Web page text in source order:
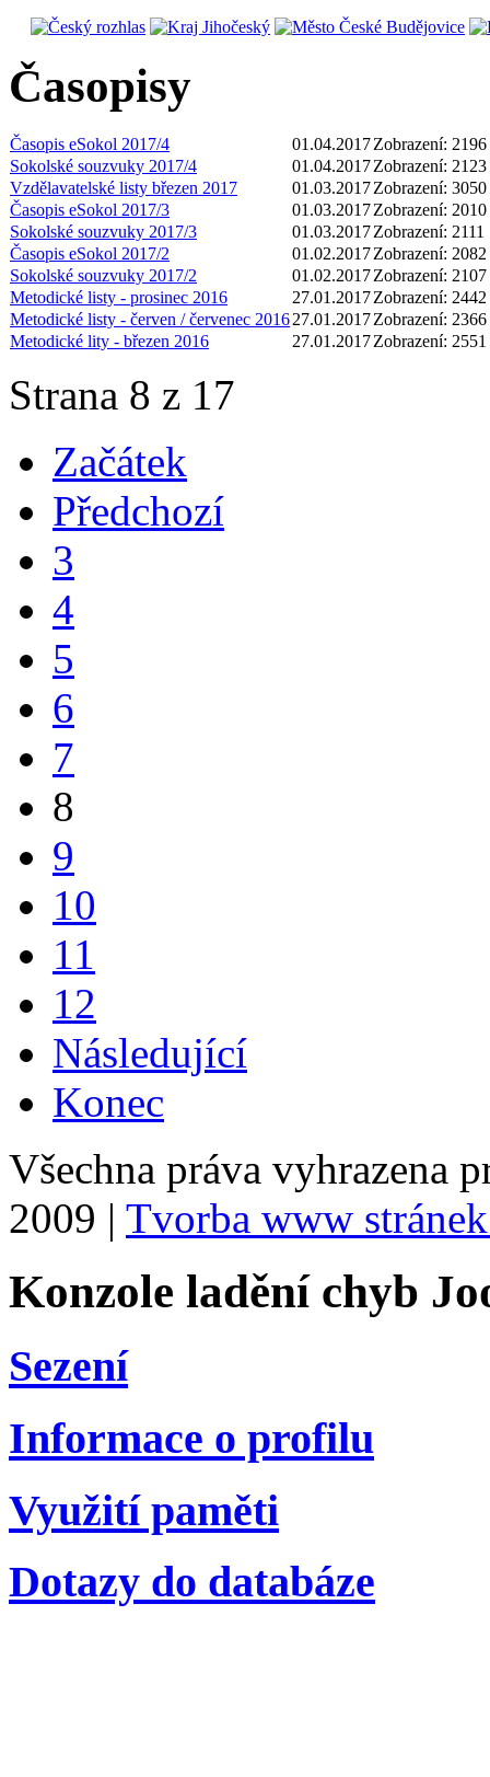
Časopisy
Časopis eSokol 2017/4 01.04.2017Zobrazení: 2196
Sokolské souzvuky 2017/4
01.04.2017Zobrazení: 2123
Vzdělavatelské listy březen 2017
01.03.2017Zobrazení: 3050
Časopis eSokol 2017/3
01.03.2017Zobrazení: 2010
Sokolské souzvuky 2017/3
01.03.2017Zobrazení: 2111
Časopis eSokol 2017/2
01.02.2017Zobrazení: 2082
Sokolské souzvuky 2017/2
01.02.2017Zobrazení: 2107
Metodické listy - prosinec 2016
27.01.2017Zobrazení: 2442
Metodické listy - červen / červenec 201627.01.2017Zobrazení: 2366
Metodické lity - březen 2016
27.01.2017Zobrazení: 2551
Strana 8 z 17
Začátek
Předchozí
3
4
5
6
7
8
9
10
11
12
Následující
Konec
Všechna práva vyhrazena
2009 | Tvorba www
Konzole ladění chyb
Sezení
Informace o profilu
Využití paměti
Dotazy do databáze